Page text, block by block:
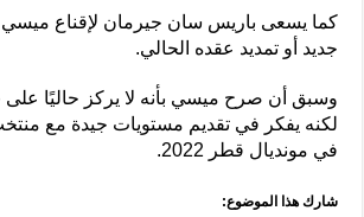
كما يسعى باريس سان جيرمان لإقناع ميسي
جديد أو تمديد عقده الحالي.
وسبق أن صرح ميسي بأنه لا يركز حاليًا
لكنه يفكر في تقديم مستويات جيدة مع منتخب
في مونديال قطر 2022.
شارك هذا الموضوع: